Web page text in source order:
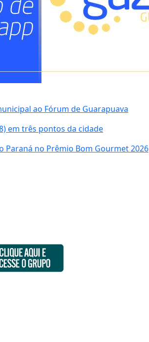
ao Fórum de Guarapuava
em três pontos da cidade
no Prêmio Bom Gourmet 2026